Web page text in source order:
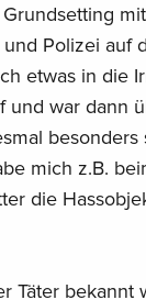
Polizei auf
etwas in die
war dann
mich z.B.
die
Täter bekannt